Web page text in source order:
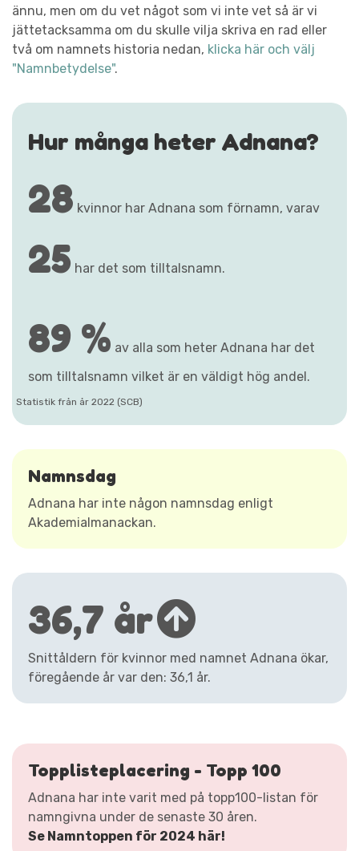
ännu, men om du vet något som vi inte vet så är vi
jättetacksamma om du skulle vilja skriva en rad eller
två om namnets historia nedan, klicka här och välj
"Namnbetydelse".
Hur många heter Adnana?
28 kvinnor har Adnana som förnamn, varav
25 har det som tilltalsnamn.
89 % av alla som heter Adnana har det
som tilltalsnamn vilket är en väldigt hög andel.
Statistik från år 2022 (SCB)
Namnsdag
Adnana har inte någon namnsdag enligt
Akademialmanackan.
36,7 år
Snittåldern för kvinnor med namnet Adnana ökar,
föregående år var den: 36,1 år.
Topplisteplacering - Topp 100
Adnana har inte varit med på topp100-listan för
namngivna under de senaste 30 åren.
Se Namntoppen för 2024 här!